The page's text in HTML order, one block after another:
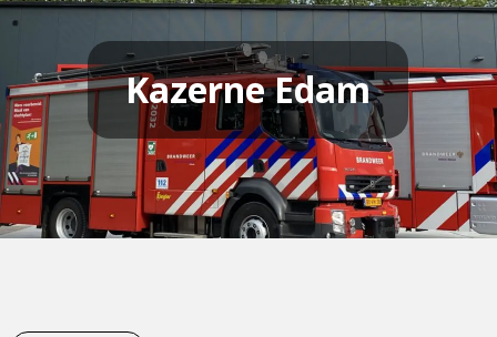
Kazerne Edam